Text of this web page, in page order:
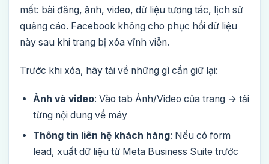
mất: bài đăng, ảnh, video, dữ liệu tương tác, lịch sử
quảng cáo. Facebook không cho phục hồi dữ liệu
này sau khi trang bị xóa vĩnh viễn.
Trước khi xóa, hãy tải về những gì cần giữ lại:
Ảnh và video: Vào tab Ảnh/Video của trang → tải
từng nội dung về máy
Thông tin liên hệ khách hàng: Nếu có form
lead, xuất dữ liệu từ Meta Business Suite trước